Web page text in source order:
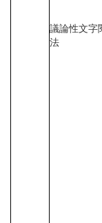
議論性文字
法